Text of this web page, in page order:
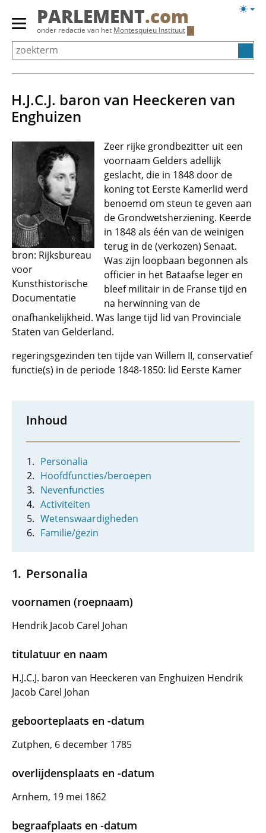
Overslaan
Primair
menu
tonen/verbergen
PARLEMENT.com
onder redactie van het Montesquieu Instituut
H.J.C.J. baron van Heeckeren van
Enghuizen
bron: Rijksbureau
voor
Kunsthistorische
Documentatie
Zeer rijke grondbezitter uit een
voornaam Gelders adellijk
geslacht, die in 1848 door de
koning tot Eerste Kamerlid werd
benoemd om steun te geven aan
de Grondwetsherziening. Keerde
in 1848 als één van de weinigen
terug in de (verkozen) Senaat.
Was zijn loopbaan begonnen als
officier in het Bataafse leger en
bleef militair in de Franse tijd en
na herwinning van de
onafhankelijkheid. Was lange tijd lid van Provinciale
Staten van Gelderland.
regeringsgezinden ten tijde van Willem II, conservatief
functie(s) in de periode 1848-1850: lid Eerste Kamer
Inhoud
Personalia
Hoofdfuncties/beroepen
Nevenfuncties
Activiteiten
Wetenswaardigheden
Familie/gezin
Personalia
voornamen (roepnaam)
Hendrik Jacob Carel Johan
titulatuur en naam
H.J.C.J. baron van Heeckeren van Enghuizen Hendrik
Jacob Carel Johan
geboorteplaats en -datum
Zutphen, 6 december 1785
overlijdensplaats en -datum
Arnhem, 19 mei 1862
begraafplaats en -datum